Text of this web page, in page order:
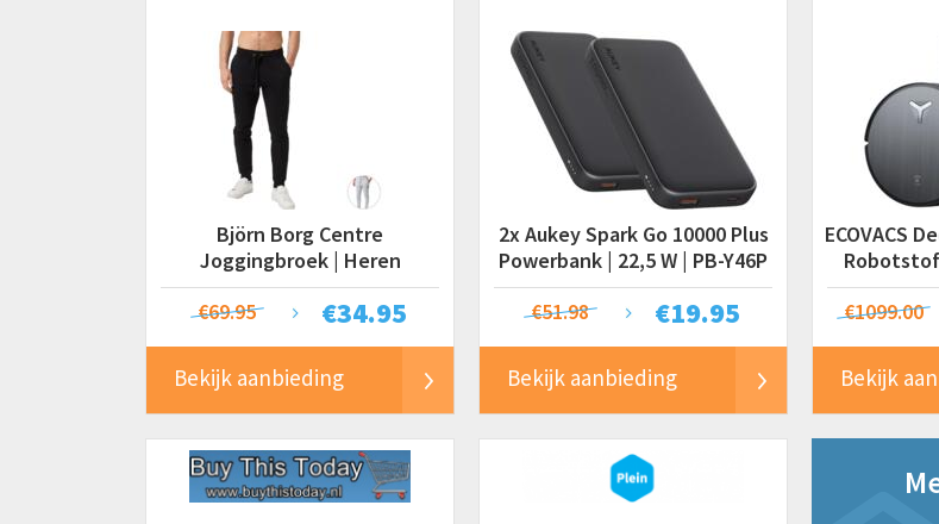
Björn Borg Centre
Joggingbroek | Heren
€34.95
€69.95
Bekijk aanbieding
2x Aukey Spark Go 10000 Plus
Powerbank | 22,5 W | PB-Y46P
€19.95
€51.98
Bekijk aanbieding
ECOVACS
€1099.00
Bekijk